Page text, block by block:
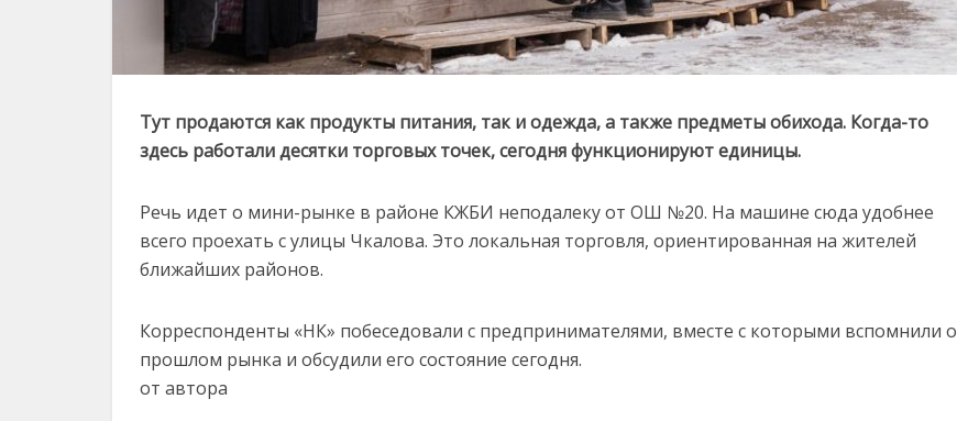
Тут продаются как продукты питания, так и одежда, а также предметы обихода. Когда-то
здесь работали десятки торговых точек, сегодня функционируют единицы.
Речь идет о мини-рынке в районе КЖБИ неподалеку от ОШ №20. На машине сюда удобнее
всего проехать с улицы Чкалова. Это локальная торговля, ориентированная на жителей
ближайших районов.
Корреспонденты «НК» побеседовали с предпринимателями, вместе с которыми вспомнили о
прошлом рынка и обсудили его состояние сегодня.
от автора